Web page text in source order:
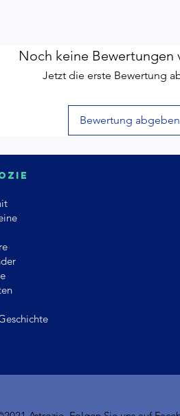
Noch keine Bewertungen
Jetzt die erste Bewertung
Bewertung abgeben